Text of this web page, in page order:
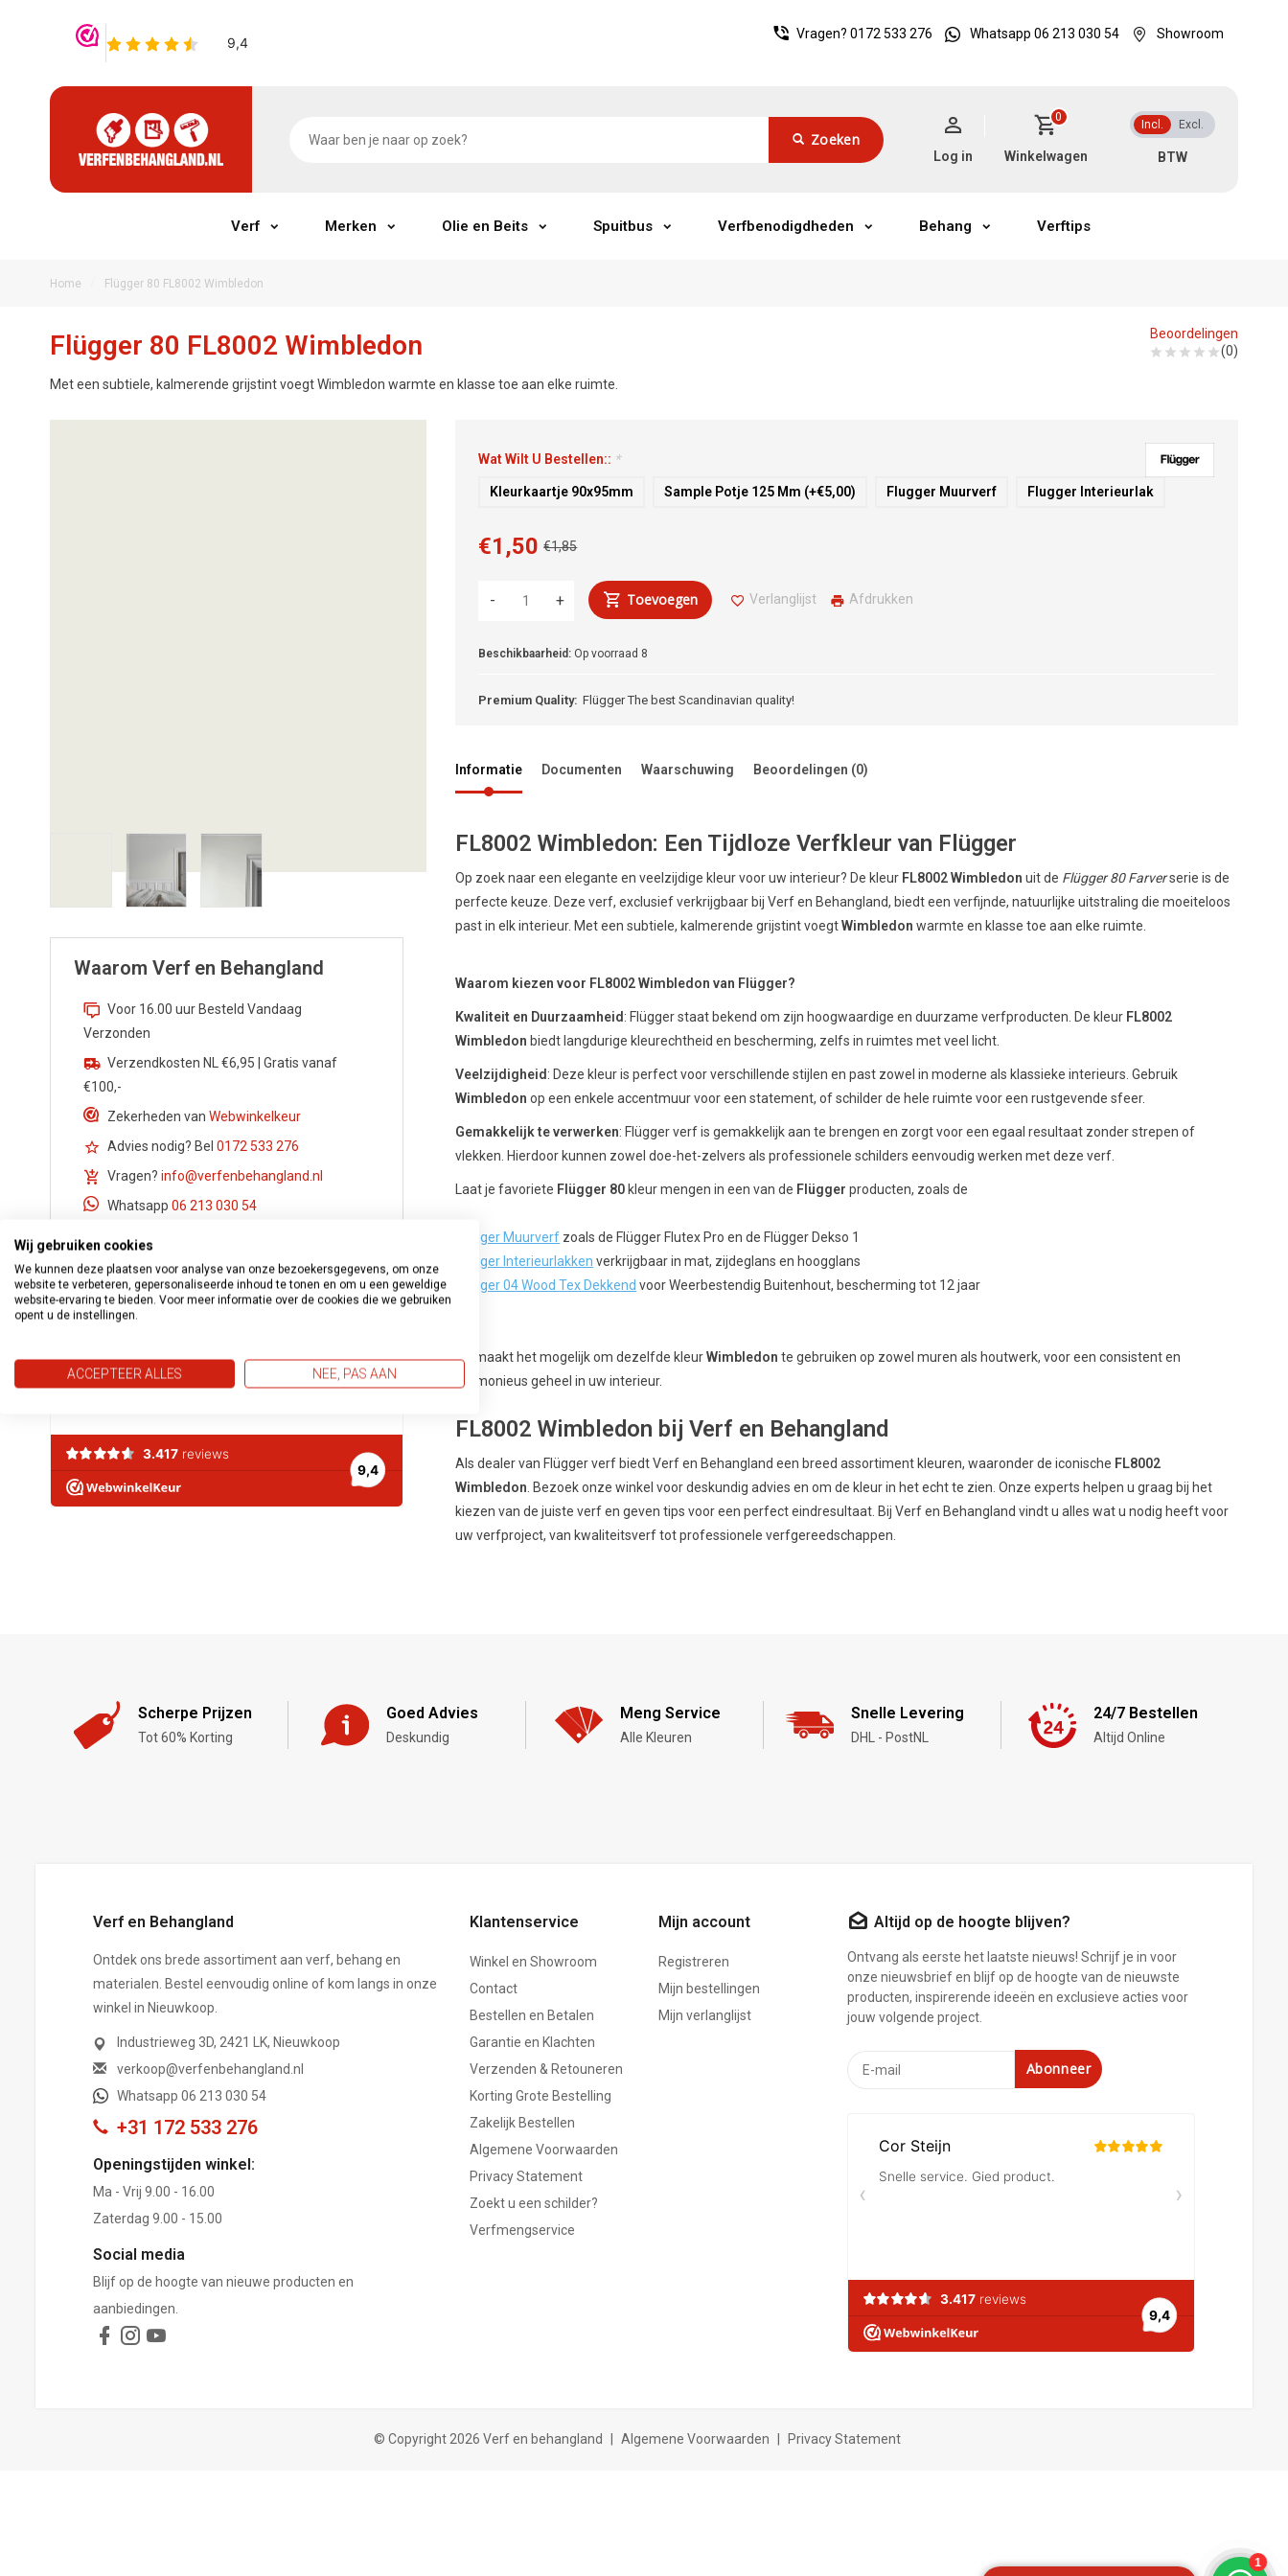
Vragen? 0172 533 276 Whatsapp 06 213 030 54 Showroom
Zoeken
Incl. Excl.
0
Winkelwagen
Log in
Verf Merken Olie en Beits Spuitbus Verfbenodigdheden Behang Verftips
Home Flügger 80 FL8002 Wimbledon
Flügger 80 FL8002 Wimbledon
Met een subtiele, kalmerende grijstint voegt Wimbledon warmte en klasse toe aan elke ruimte.
Beoordelingen
(0)
Waarom Verf en Behangland
Voor 16.00 uur Besteld Vandaag
Verzonden
Verzendkosten NL €6,95 | Gratis vanaf
€100,-
Zekerheden van Webwinkelkeur
Advies nodig? Bel 0172 533 276
Vragen? info@verfenbehangland.nl
Whatsapp 06 213 030 54
Wat Wilt U Bestellen:: *
Kleurkaartje 90x95mm Sample Potje 125 Mm (+€5,00) Flugger Muurverf Flugger Interieurlak
€1,85
€1,50
+
- Toevoegen Verlanglijst Afdrukken
Beschikbaarheid: Op voorraad 8
Premium Quality: Flügger The best Scandinavian quality!
Informatie Documenten Waarschuwing Beoordelingen (0)
FL8002 Wimbledon: Een Tijdloze Verfkleur van Flügger
Op zoek naar een elegante en veelzijdige kleur voor uw interieur? De kleur FL8002 Wimbledon uit de Flügger 80 Farverserie is de
perfecte keuze. Deze verf, exclusief verkrijgbaar bij Verf en Behangland, biedt een verfijnde, natuurlijke uitstraling die moeiteloos
past in elk interieur. Met een subtiele, kalmerende grijstint voegtWimbledon warmte en klasse toe aan elke ruimte.
Waarom kiezen voor FL8002 Wimbledon van Flügger?
Kwaliteit en Duurzaamheid : Flügger staat bekend om zijn hoogwaardige en duurzame verfproducten. De kleur FL8002
Wimbledon biedt langdurige kleurechtheid en bescherming, zelfs in ruimtes met veel licht.
Veelzijdigheid : Deze kleur is perfect voor verschillende stijlen en past zowel in moderne als klassieke interieurs. Gebruik
Wimbledon op een enkele accentmuur voor een statement, of schilder de hele ruimte voor een rustgevende sfeer.
Gemakkelijk te verwerken: Flügger verf is gemakkelijk aan te brengen en zorgt voor een egaal resultaat zonder strepen of
vlekken. Hierdoor kunnen zowel doe-het-zelvers als professionele schilders eenvoudig werken met deze verf.
Laat je favoriete Flügger 80 kleur mengen in een van de Flügger producten, zoals de
Flügger Muurverf zoals de Flügger Flutex Pro en de Flügger Dekso 1
Flügger Interieurlakken verkrijgbaar in mat, zijdeglans en hoogglans
Flügger 04 Wood Tex Dekkend voor Weerbestendig Buitenhout, bescherming tot 12 jaar
Dit maakt het mogelijk om dezelfde kleurWimbledon te gebruiken op zowel muren als houtwerk, voor een consistent en
harmonieus geheel in uw interieur.
FL8002 Wimbledon bij Verf en Behangland
Als dealer van Flügger verf biedt Verf en Behangland een breed assortiment kleuren, waaronder de iconische FL8002
Wimbledon . Bezoek onze winkel voor deskundig advies en om de kleur in het echt te zien. Onze experts helpen u graag bij het
kiezen van de juiste verf en geven tips voor een perfect eindresultaat. Bij Verf en Behangland vindt u alles wat u nodig heeft voor
uw verfproject, van kwaliteitsverf tot professionele verfgereedschappen.
Scherpe Prijzen
Tot 60% Korting
Goed Advies
Deskundig
Meng Service
Alle Kleuren
Snelle Levering
DHL - PostNL
24/7 Bestellen
Altijd Online
Verf en Behangland
Ontdek ons brede assortiment aan verf, behang en
materialen. Bestel eenvoudig online of kom langs in onze
winkel in Nieuwkoop.
Industrieweg 3D, 2421 LK, Nieuwkoop
verkoop@verfenbehangland.nl
Whatsapp 06 213 030 54
+31 172 533 276
Openingstijden winkel:
Ma - Vrij 9.00 - 16.00
Zaterdag 9.00 - 15.00
Social media
Blijf op de hoogte van nieuwe producten en
aanbiedingen.
Klantenservice
Winkel en Showroom
Contact
Bestellen en Betalen
Garantie en Klachten
Verzenden & Retouneren
Korting Grote Bestelling
Zakelijk Bestellen
Algemene Voorwaarden
Privacy Statement
Zoekt u een schilder?
Verfmengservice
Mijn account
Registreren
Mijn bestellingen
Mijn verlanglijst
Altijd op de hoogte blijven?
Ontvang als eerste het laatste nieuws! Schrijf je in voor
onze nieuwsbrief en blijf op de hoogte van de nieuwste
producten, inspirerende ideeën en exclusieve acties voor
jouw volgende project.
Abonneer
© Copyright 2026 Verf en behangland Algemene Voorwaarden Privacy Statement
Wij gebruiken cookies
We kunnen deze plaatsen voor analyse van onze bezoekersgegevens, om onze
website te verbeteren, gepersonaliseerde inhoud te tonen en om u een geweldige
website-ervaring te bieden. Voor meer informatie over de cookies die we gebruiken
opent u de instellingen.
ACCEPTEER ALLES NEE, PAS AAN